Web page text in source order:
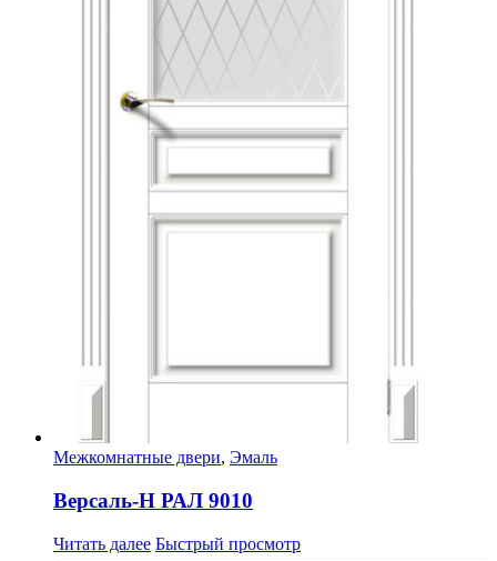
Межкомнатные двери, Эмаль
Версаль-Н РАЛ 9010
Читать далее Быстрый просмотр